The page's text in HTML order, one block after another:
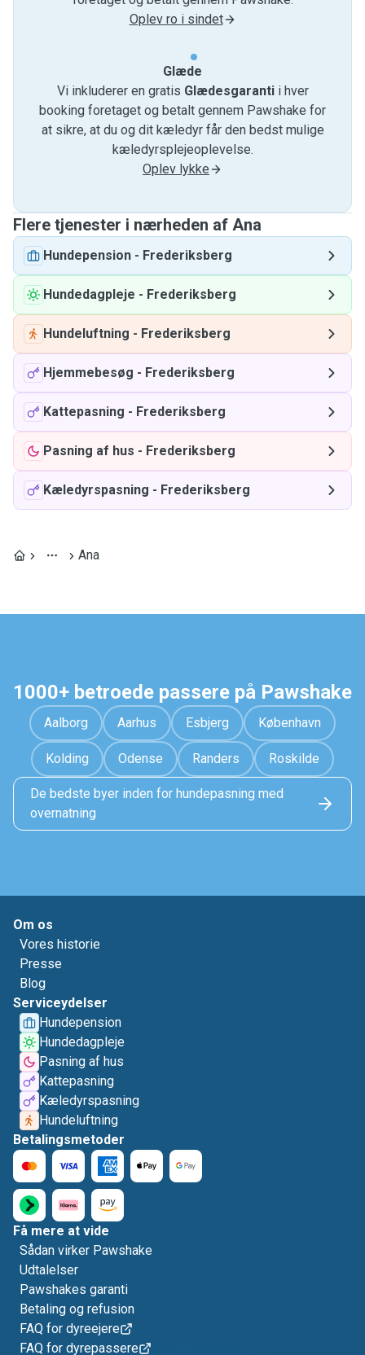
Oplev ro i sindet
Glæde
Vi inkluderer en gratis Glædesgarantii hver
booking foretaget og betalt gennem Pawshake for
at sikre, at du og dit kæledyr får den bedst mulige
kæledyrsplejeoplevelse.
Oplev lykke
Flere tjenester i nærheden af ​​Ana
Hundepension - Frederiksberg
Hundedagpleje - Frederiksberg
Hundeluftning - Frederiksberg
Hjemmebesøg - Frederiksberg
Kattepasning - Frederiksberg
Pasning af hus - Frederiksberg
Kæledyrspasning - Frederiksberg
Ana
1000+ betroede passere på Pawshake
Aalborg Aarhus Esbjerg København
Kolding Odense Randers Roskilde
De bedste byer inden for hundepasning med
overnatning
Om os
Vores historie
Presse
Blog
Serviceydelser
Hundepension
Hundedagpleje
Pasning af hus
Kattepasning
Kæledyrspasning
Hundeluftning
Betalingsmetoder
Få mere at vide
Sådan virker Pawshake
Udtalelser
Pawshakes garanti
Betaling og refusion
FAQ for dyreejere
FAQ for dyrepassere